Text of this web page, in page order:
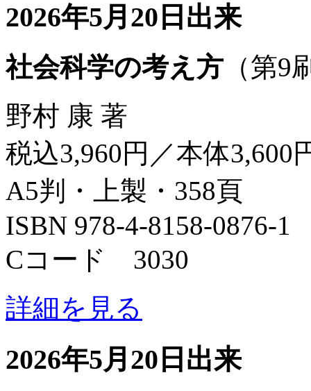
2026年5月20日出来
社会科学の考え方 （第9
野村 康 著
税込3,960円／本体3,600
A5判・上製・358頁
ISBN 978-4-8158-0876-1
Cコード 3030
詳細を見る
2026年5月20日出来